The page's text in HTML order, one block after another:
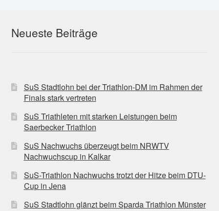
Neueste Beiträge
SuS Stadtlohn bei der Triathlon-DM im Rahmen der
Finals stark vertreten
SuS Triathleten mit starken Leistungen beim
Saerbecker Triathlon
SuS Nachwuchs überzeugt beim NRWTV
Nachwuchscup in Kalkar
SuS-Triathlon Nachwuchs trotzt der Hitze beim DTU-
Cup in Jena
SuS Stadtlohn glänzt beim Sparda Triathlon Münster